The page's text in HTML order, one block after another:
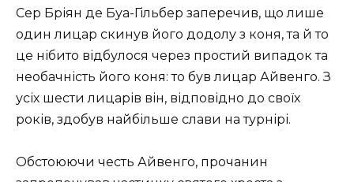
Сер Бріян де Буа-Гільбер заперечив, що лише
один лицар скинув його додолу з коня, та й то
це нібито відбулося через простий випадок та
необачність його коня: то був лицар Айвенго. З
усіх шести лицарів він, відповідно до своїх
років, здобув найбільше слави на турнірі.
Обстоюючи честь Айвенго, прочанин